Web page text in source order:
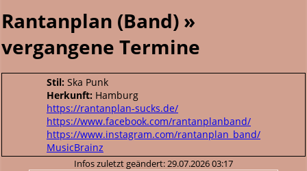
Rantanplan (Band) »
vergangene Termine
Stil: Ska Punk
Herkunft: Hamburg
https://rantanplan-sucks.de/
https://www.facebook.com/rantanplanband/
https://www.instagram.com/rantanplan_band/
MusicBrainz
Infos zuletzt geändert: 29.07.2026 03:17